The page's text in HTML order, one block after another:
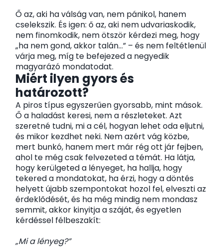
Ő az, aki ha válság van, nem pánikol, hanem
cselekszik. És igen: ő az, aki nem udvariaskodik,
nem finomkodik, nem ötször kérdezi meg, hogy
„ha nem gond, akkor talán…” – és nem feltétlenül
várja meg, míg te befejezed a negyedik
magyarázó mondatodat.
Miért ilyen gyors és
határozott?
A piros típus egyszerűen gyorsabb, mint mások.
Ő a haladást keresi, nem a részleteket. Azt
szeretné tudni, mi a cél, hogyan lehet oda eljutni,
és mikor kezdhet neki. Nem azért vág közbe,
mert bunkó, hanem mert már rég ott jár fejben,
ahol te még csak felvezeted a témát. Ha látja,
hogy kerülgeted a lényeget, ha hallja, hogy
tekered a mondatokat, ha érzi, hogy a döntés
helyett újabb szempontokat hozol fel, elveszti az
érdeklődését, és ha még mindig nem mondasz
semmit, akkor kinyitja a száját, és egyetlen
kérdéssel félbeszakít:
„Mi a lényeg?”